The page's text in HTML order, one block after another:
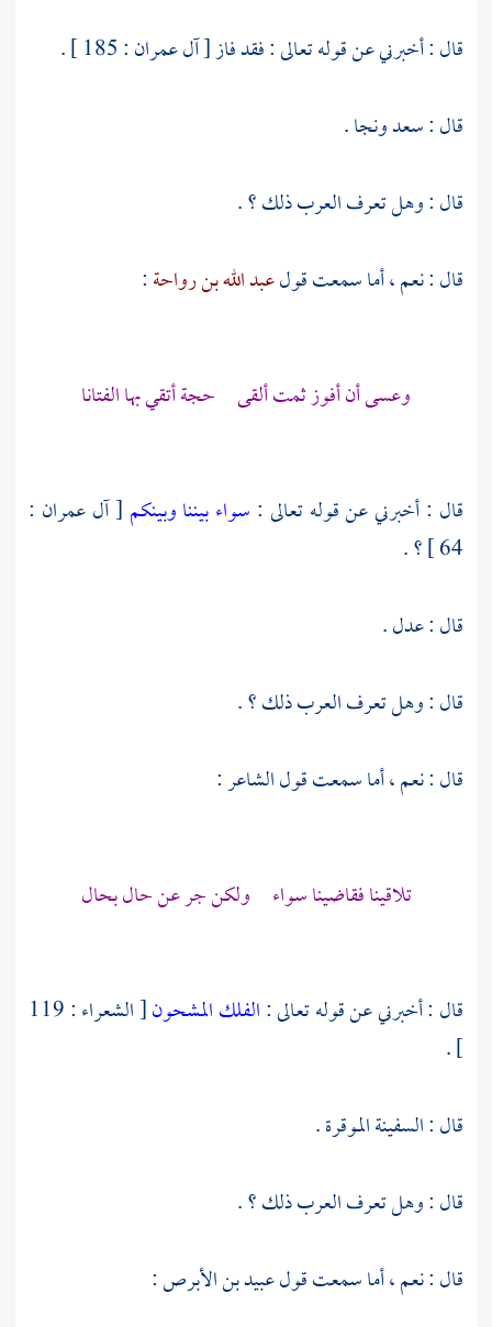
قال : أخبرني عن قوله تعالى : فقد فاز [ آل عمران : 185 ] .
قال : سعد ونجا .
قال : وهل تعرف العرب ذلك ؟ .
قال : نعم ، أما سمعت قولعبد الله بن رواحة:
وعسى أن أفوز ثمت ألقى حجة أتقي بها الفتانا
قال : أخبرني عن قوله تعالى : سواء بيننا وبينكم [ آل عمران :
64 ] ؟ .
قال : عدل .
قال : وهل تعرف العرب ذلك ؟ .
قال : نعم ، أما سمعت قول الشاعر :
تلاقينا فقاضينا سواء ولكن جر عن حال بحال
قال : أخبرني عن قوله تعالى :الفلك المشحون
[ الشعراء : 119
] .
قال : السفينة الموقرة .
قال : وهل تعرف العرب ذلك ؟ .
قال : نعم ، أما سمعت قولعبيد بن الأبرص: